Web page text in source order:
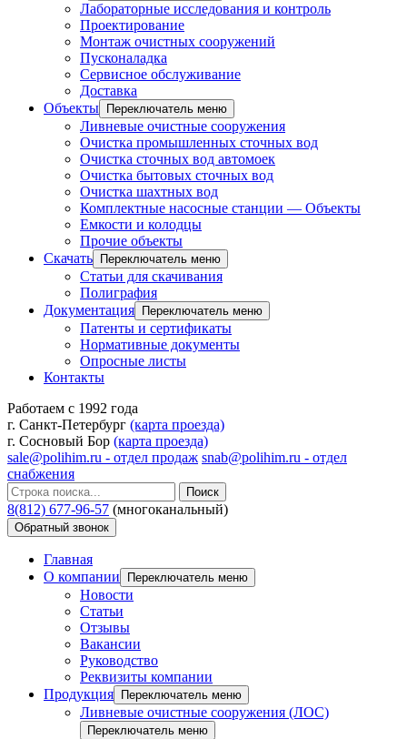
Лабораторные исследования и контроль
Проектирование
Монтаж очистных сооружений
Пусконаладка
Сервисное обслуживание
Доставка
Объекты
Переключатель меню
Ливневые очистные сооружения
Очистка промышленных сточных вод
Очистка сточных вод автомоек
Очистка бытовых сточных вод
Очистка шахтных вод
Комплектные насосные станции — Объекты
Емкости и колодцы
Прочие объекты
Скачать
Переключатель меню
Статьи для скачивания
Полиграфия
Документация
Переключатель меню
Патенты и сертификаты
Нормативные документы
Опросные листы
Контакты
Работаем с 1992 года
г. Санкт-Петербург (карта проезда)
г. Сосновый Бор (карта проезда)
sale@polihim.ru - отдел продаж snab@polihim.ru - отдел
снабжения
Поиск
8(812) 677-96-57 (многоканальный)
Обратный звонок
Главная
О компании
Переключатель меню
Новости
Статьи
Отзывы
Вакансии
Руководство
Реквизиты компании
Продукция
Переключатель меню
Ливневые очистные сооружения (ЛОС)
Переключатель меню